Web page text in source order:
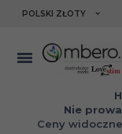
currency_h
POLSKI ZŁOTY
Nie
Ceny